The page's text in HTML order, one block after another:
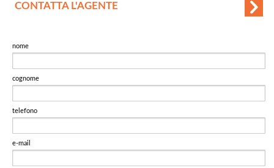
CONTATTA L'AGENTE
nome
cognome
telefono
e-mail